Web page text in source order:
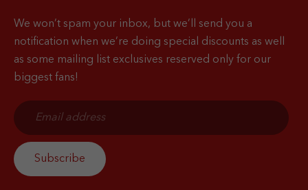
We won’t spam your inbox, but we’ll send you a
notification when we’re doing special discounts as well
as some mailing list exclusives reserved only for our
biggest fans!